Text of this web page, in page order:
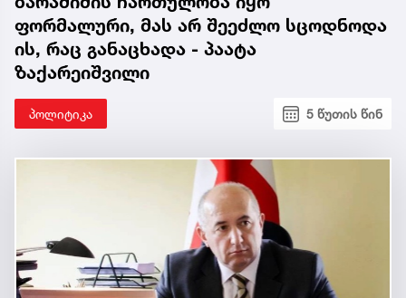
ფორმალური, მას არ შეეძლო სცოდნოდა
ის, რაც განაცხადა - პაატა
ზაქარეიშვილი
პოლიტიკა 5 წუთის წინ